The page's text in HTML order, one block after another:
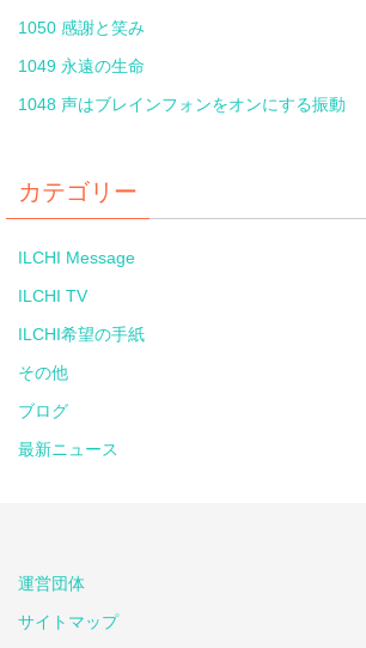
1050 感謝と笑み
1049 永遠の生命
1048 声はブレインフォンをオンにする振動
カテゴリー
ILCHI Message
ILCHI TV
ILCHI希望の手紙
その他
ブログ
最新ニュース
運営団体
サイトマップ